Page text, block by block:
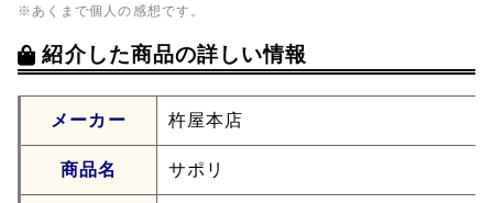
※あくまで個人の感想です。
紹介した商品の詳しい情報
メーカー 杵屋本店
商品名 サポリ